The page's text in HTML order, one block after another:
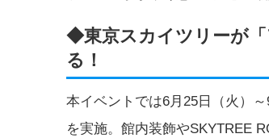
◆東京スカイツリーが「
る！
本イベントでは6月25日（火）
を実施。館内装飾やSKYTREE